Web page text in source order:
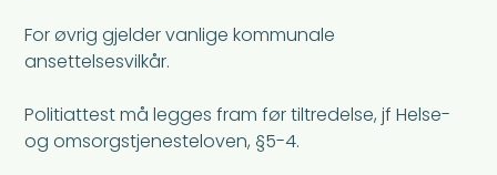
For øvrig gjelder vanlige kommunale
ansettelsesvilkår.
Politiattest må legges fram før tiltredelse, jf Helse-
og omsorgstjenesteloven, §5-4.